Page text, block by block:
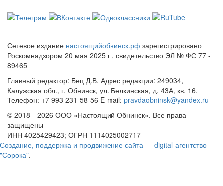
Сетевое издание настоящийобнинск.рф зарегистрировано
Роскомнадзором 20 мая 2025 г., свидетельство ЭЛ № ФС 77 -
89465
Главный редактор: Бец Д.В. Адрес редакции: 249034,
Калужская обл., г. Обнинск, ул. Белкинская, д. 43А, кв. 16.
Телефон: +7 993 231-58-56 E-mail: pravdaobninsk@yandex.ru
© 2018—2026 ООО «Настоящий Обнинск». Все права
защищены
ИНН 4025429423; ОГРН 1114025002717
Создание, поддержка и продвижение сайта — digital-агентство
"Сорока".